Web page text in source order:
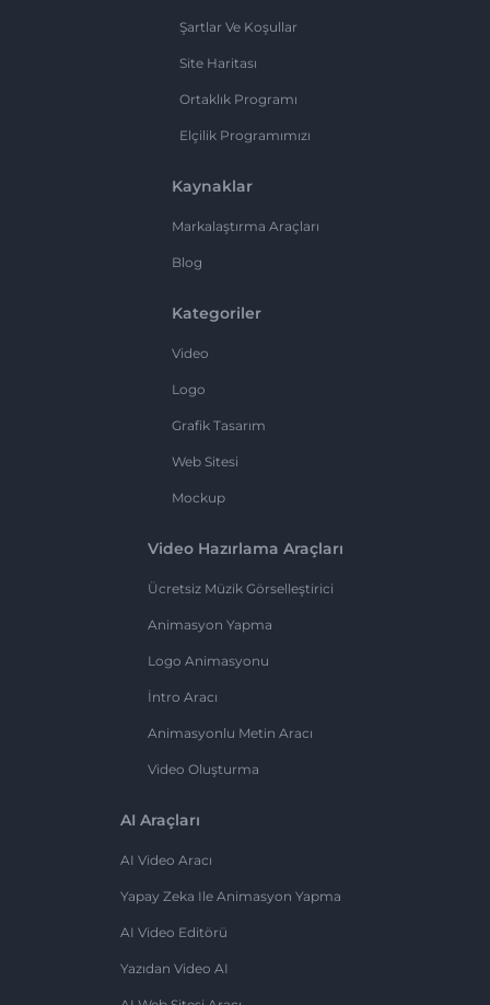
Şartlar Ve Koşullar
Site Haritası
Ortaklık Programı
Elçilik Programımızı
Kaynaklar
Markalaştırma Araçları
Blog
Kategoriler
Video
Logo
Grafik Tasarım
Web Sitesi
Mockup
Video Hazırlama Araçları
Ücretsiz Müzik Görselleştirici
Animasyon Yapma
Logo Animasyonu
İntro Aracı
Animasyonlu Metin Aracı
Video Oluşturma
AI Araçları
AI Video Aracı
Yapay Zeka Ile Animasyon Yapma
AI Video Editörü
Yazıdan Video AI